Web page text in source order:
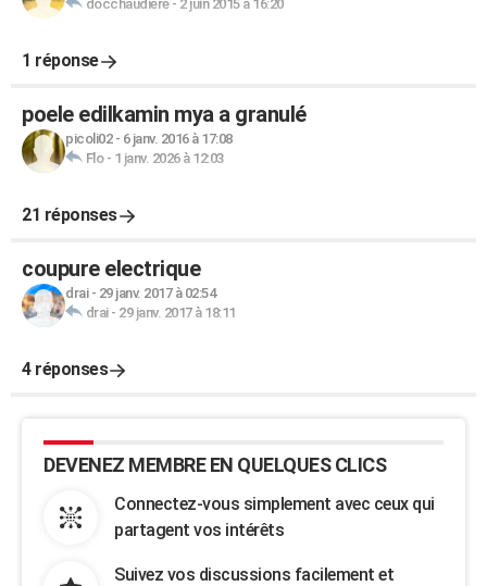
docchaudiere- 2 juin 2015 à 16:20
1 réponse
poele edilkamin mya a granulé
picoli02- 6 janv. 2016 à 17:08
Flo- 1 janv. 2026 à 12:03
21 réponses
coupure electrique
drai- 29 janv. 2017 à 02:54
drai- 29 janv. 2017 à 18:11
4 réponses
DEVENEZ MEMBRE EN QUELQUES CLICS
Connectez-vous simplement avec ceux qui
partagent vos intérêts
Suivez vos discussions facilement et